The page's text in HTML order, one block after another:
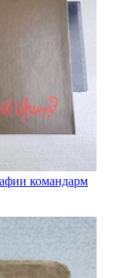
командарм